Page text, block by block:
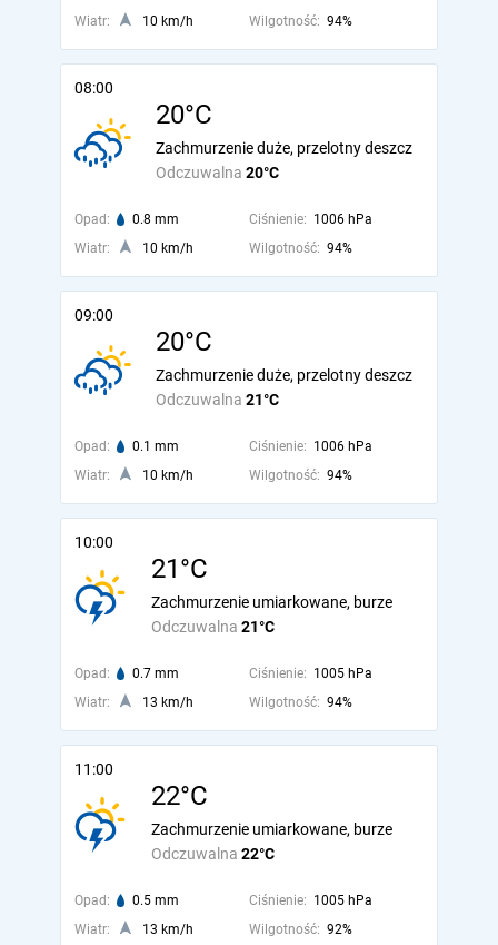
Wiatr: 10 km/h Wilgotność: 94%
08:00
20°C
Odczuwalna 20°C
Zachmurzenie duże, przelotny deszcz
Opad: 0.8 mm Ciśnienie: 1006 hPa
Wiatr:
10 km/h Wilgotność: 94%
09:00
20°C
Odczuwalna 21°C
Zachmurzenie duże, przelotny deszcz
Opad: 0.1 mm Ciśnienie: 1006 hPa
Wiatr:
10 km/h Wilgotność: 94%
10:00
21°C
Odczuwalna 21°C
Zachmurzenie umiarkowane, burze
Opad: 0.7 mm Ciśnienie: 1005 hPa
Wiatr:
13 km/h Wilgotność: 94%
11:00
22°C
Odczuwalna 22°C
Zachmurzenie umiarkowane, burze
Opad: 0.5 mm Ciśnienie: 1005 hPa
Wiatr:
13 km/h Wilgotność: 92%